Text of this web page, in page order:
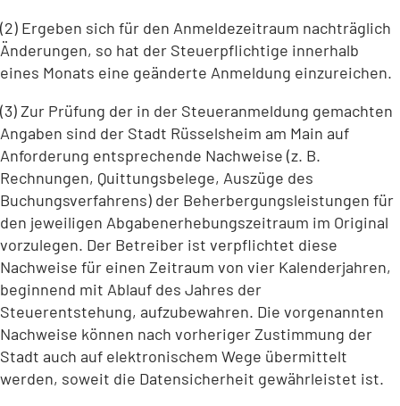
(2) Ergeben sich für den Anmeldezeitraum nachträglich
Änderungen, so hat der Steuerpflichtige innerhalb
eines Monats eine geänderte Anmeldung einzureichen.
(3) Zur Prüfung der in der Steueranmeldung gemachten
Angaben sind der Stadt Rüsselsheim am Main auf
Anforderung entsprechende Nachweise (z. B.
Rechnungen, Quittungsbelege, Auszüge des
Buchungsverfahrens) der Beherbergungsleistungen für
den jeweiligen Abgabenerhebungszeitraum im Original
vorzulegen. Der Betreiber ist verpflichtet diese
Nachweise für einen Zeitraum von vier Kalenderjahren,
beginnend mit Ablauf des Jahres der
Steuerentstehung, aufzubewahren. Die vorgenannten
Nachweise können nach vorheriger Zustimmung der
Stadt auch auf elektronischem Wege übermittelt
werden, soweit die Datensicherheit gewährleistet ist.